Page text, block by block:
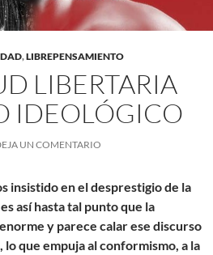
,LIBREPENSAMIENTO
LIBERTARIA
IDEOLÓGICO
UN COMENTARIO
insistido en el desprestigio de la
así hasta tal punto que la
y parece calar ese discurso
que empuja al conformismo, a la